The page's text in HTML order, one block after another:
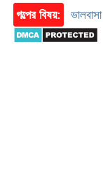
গল্পের বিষয়: ভালবাসা